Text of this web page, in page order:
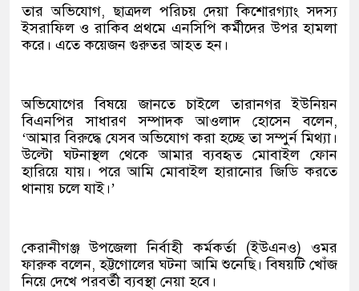
তার অভিযোগ, ছাত্রদল পরিচয় দেয়া কিশোরগ্যাং সদস্য
ইসরাফিল ও রাকিব প্রথমে এনসিপি কর্মীদের উপর হামলা
করে। এতে কয়েজন গুরুতর আহত হন।
অভিযোগের বিষয়ে জানতে চাইলে তারানগর ইউনিয়ন
বিএনপির সাধারণ সম্পাদক আওলাদ হোসেন বলেন,
‘আমার বিরুদ্ধে যেসব অভিযোগ করা হচ্ছে তা সম্পুর্ন মিথ্যা।
উল্টো ঘটনাস্থল থেকে আমার ব্যবহৃত মোবাইল ফোন
হারিয়ে যায়। পরে আমি মোবাইল হারানোর জিডি করতে
থানায় চলে যাই।’
কেরানীগঞ্জ উপজেলা নির্বাহী কর্মকর্তা (ইউএনও) ওমর
ফারুক বলেন, হট্টগোলের ঘটনা আমি শুনেছি। বিষয়টি খোঁজ
নিয়ে দেখে পরবর্তী ব্যবস্থা নেয়া হবে।